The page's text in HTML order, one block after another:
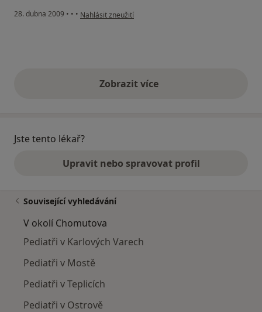
28. dubna 2009 • • • podle názoru uživatele vopatova marta
Nahlásit zneužití
Zobrazit vícevýše uvedené názory
Jste tento lékař?
Upravit nebo spravovat profil
Související vyhledávání
V okolí Chomutova
Pediatři v Karlových Varech
Pediatři v Mostě
Pediatři v Teplicích
Pediatři v Ostrově